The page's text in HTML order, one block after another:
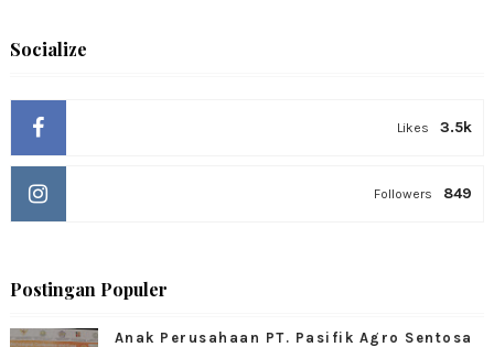
Socialize
3.5k
Likes
849
Followers
Postingan Populer
Anak Perusahaan PT. Pasifik Agro Sentosa